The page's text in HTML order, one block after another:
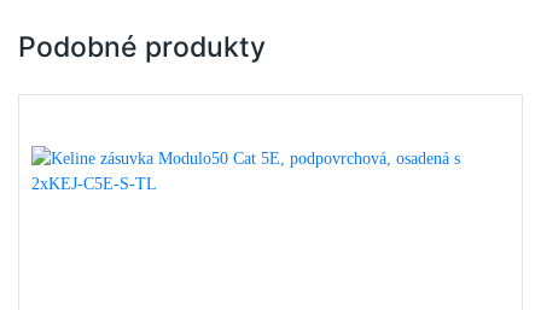
Podobné produkty